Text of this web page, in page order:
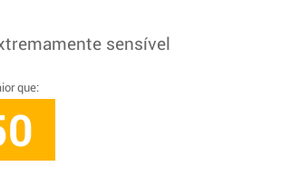
sensível
que: